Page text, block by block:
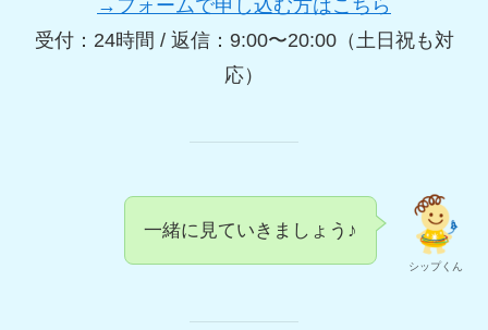
→フォームで申し込む方はこちら
受付：24時間 / 返信：9:00〜20:00（土日祝も対
応）
シップくん
一緒に見ていきましょう♪